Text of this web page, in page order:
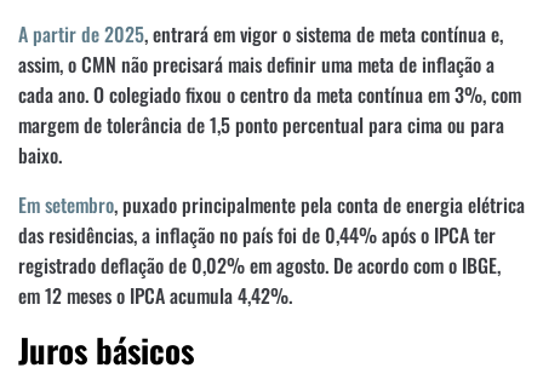
A partir de 2025, entrará em vigor o sistema de meta contínua e,
assim, o CMN não precisará mais definir uma meta de inflação a
cada ano. O colegiado fixou o centro da meta contínua em 3%, com
margem de tolerância de 1,5 ponto percentual para cima ou para
baixo.
Em setembro, puxado principalmente pela conta de energia elétrica
das residências, a inflação no país foi de 0,44% após o IPCA ter
registrado deflação de 0,02% em agosto. De acordo com o IBGE,
em 12 meses o IPCA acumula 4,42%.
Juros básicos